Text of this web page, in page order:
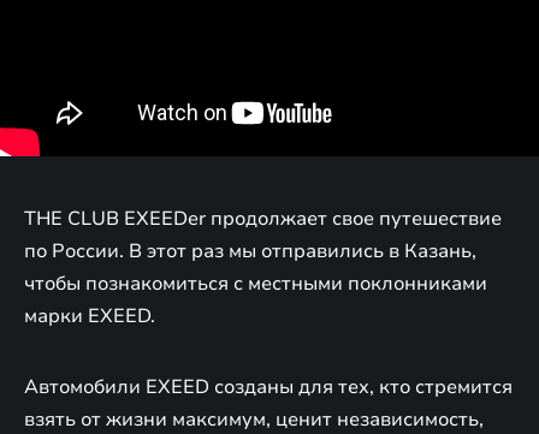
THE CLUB EXEEDer продолжает свое путешествие
по России. В этот раз мы отправились в Казань,
чтобы познакомиться с местными поклонниками
марки EXEED.
Автомобили EXEED созданы для тех, кто стремится
взять от жизни максимум, ценит независимость,